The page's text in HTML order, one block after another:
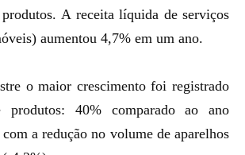
A receita líquida de serviços
aumentou 4,7% em um ano.
o maior crescimento foi registrado
produtos: 40% comparado ao ano
a redução no volume de aparelhos